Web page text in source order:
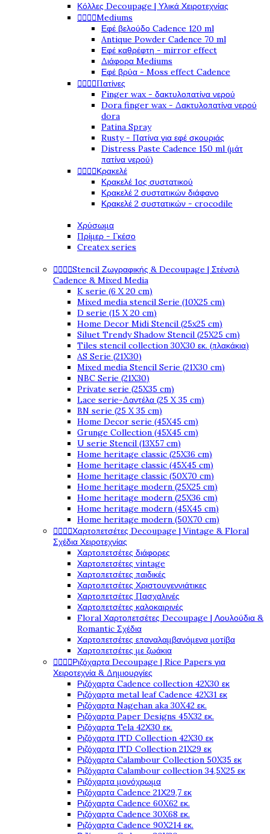
Κόλλες Decoupage | Υλικά Χειροτεχνίας
Mediums
Εφέ βελούδο Cadence 120 ml
Antique Powder Cadence 70 ml
Εφέ καθρέφτη - mirror effect
Διάφορα Mediums
Εφέ βρύα - Moss effect Cadence
Πατίνες
Finger wax - δακτυλοπατίνα νερού
Dora finger wax - Δακτυλοπατίνα νερού
dora
Patina Spray
Rusty - Πατίνα για εφέ σκουριάς
Distress Paste Cadence 150 ml (μάτ
πατίνα νερού)
Κρακελέ
Κρακελέ 1ος συστατικού
Κρακελέ 2 συστατικών διάφανο
Κρακελέ 2 συστατικών - crocodile
Χρύσωμα
Πρίμερ - Γκέσο
Createx series
Stencil Ζωγραφικής & Decoupage | Στένσιλ
Cadence & Mixed Media
K serie (6 X 20 cm)
Mixed media stencil Serie (10X25 cm)
D serie (15 X 20 cm)
Home Decor Midi Stencil (25x25 cm)
Siluet Trendy Shadow Stencil (25X25 cm)
Tiles stencil collection 30X30 εκ. (πλακάκια)
AS Serie (21X30)
Mixed media Stencil Serie (21X30 cm)
NBC Serie (21X30)
Private serie (25X35 cm)
Lace serie-Δαντέλα (25 X 35 cm)
BN serie (25 X 35 cm)
Home Decor serie (45X45 cm)
Grunge Collection (45X45 cm)
U serie Stencil (13X57 cm)
Home heritage classic (25X36 cm)
Home heritage classic (45X45 cm)
Home heritage classic (50X70 cm)
Home heritage modern (25X25 cm)
Home heritage modern (25X36 cm)
Home heritage modern (45X45 cm)
Home heritage modern (50X70 cm)
Χαρτοπετσέτες Decoupage | Vintage & Floral
Σχέδια Χειροτεχνίας
Χαρτοπετσέτες διάφορες
Χαρτοπετσέτες vintage
Χαρτοπετσέτες παιδικές
Χαρτοπετσέτες Χριστουγεννιάτικες
Χαρτοπετσέτες Πασχαλινές
Χαρτοπετσέτες καλοκαιρινές
Floral Χαρτοπετσέτες Decoupage | Λουλούδια &
Romantic Σχέδια
Χαρτοπετσέτες επαναλαμβανόμενα μοτίβα
Χαρτοπετσέτες με ζωάκια
Ριζόχαρτα Decoupage | Rice Papers για
Χειροτεχνία & Δημιουργίες
Ριζόχαρτα Cadence collection 42X30 εκ
Ριζόχαρτα metal leaf Cadence 42X31 εκ
Ριζόχαρτα Nagehan aka 30X42 εκ.
Ριζόχαρτα Paper Designs 45X32 εκ.
Ριζόχαρτα Tela 42Χ30 εκ.
Ριζόχαρτα ITD Collection 42X30 εκ
Ριζόχαρτα ITD Collection 21X29 εκ
Ριζόχαρτα Calambour Collection 50X35 εκ
Ριζόχαρτα Calambour collection 34,5X25 εκ
Ριζόχαρτα μονόχρωμα
Ριζόχαρτα Cadence 21Χ29,7 εκ
Ριζόχαρτα Cadence 60X62 εκ.
Ριζόχαρτα Cadence 30X68 εκ.
Ριζόχαρτα Cadence 90X214 εκ.